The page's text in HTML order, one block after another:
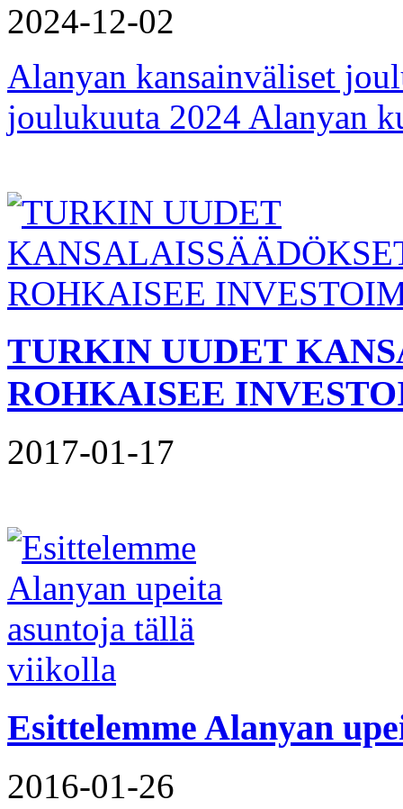
2024-12-02
Alanyan kansainväliset
joulukuuta 2024 Alanyan
TURKIN UUDET
ROHKAISEE
2017-01-17
Esittelemme Alanyan
2016-01-26